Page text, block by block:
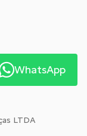
Sociais:
LTDA
WhatsApp